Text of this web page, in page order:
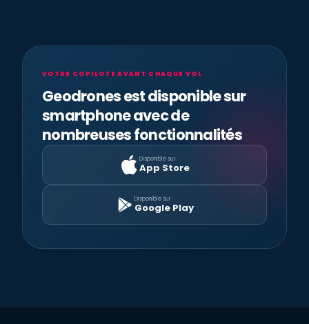
VOTRE COPILOTE AVANT CHAQUE VOL
Geodrones est disponible sur
smartphone avec de
nombreuses fonctionnalités
Disponible sur
App Store
Disponible sur
Google Play